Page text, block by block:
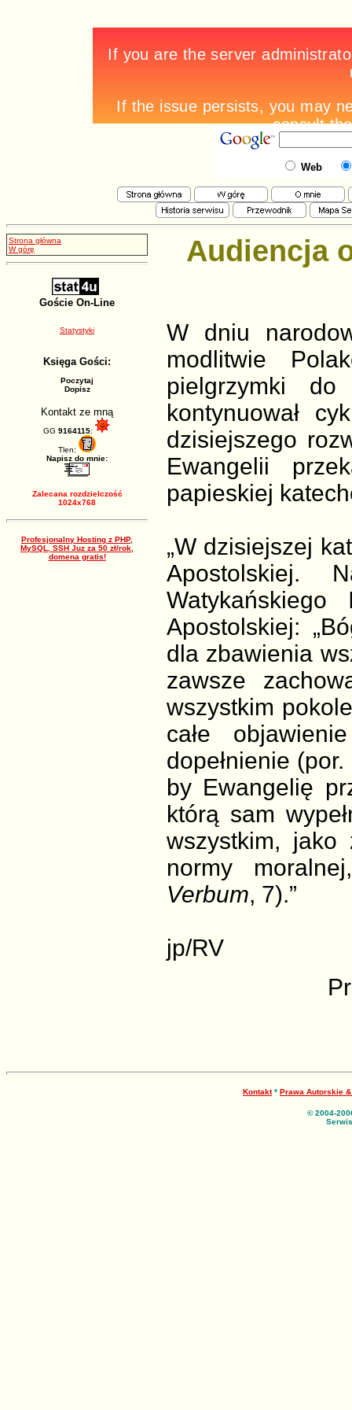
Web
Strona główna
W górę
Goście On-Line
Statystyki
Księga Gości:
Poczytaj
Dopisz
Kontakt ze mną
GG 9164115:
Tlen:
Napisz do mnie:
Zalecana rozdzielczość
1024x768
Profesjonalny Hosting z PHP,
MySQL, SSH Juz za 50 zł/rok,
domena gratis!
Audiencja
W dniu
modlitwie
pielgrzymki
kontynuował
dzisiejszego
Ewangelii
papieskiej
„W dzisiejszej
Apostolskiej.
Apostolskiej:
dla zbawienia
zawsze
wszystkim
całe
dopełnienie
by Ewangelię
którą sam
wszystkim, jako
normy
Verbum, 7).”
jp/RV
Kontakt* Prawa Autorskie &
© 2004-